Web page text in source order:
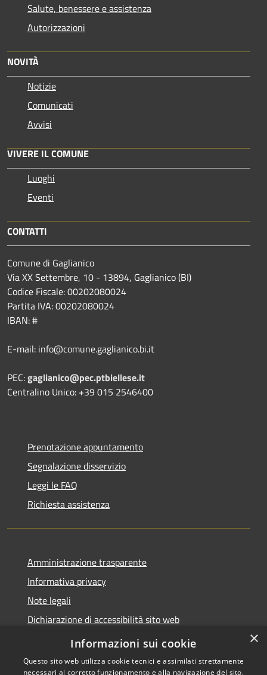
Salute, benessere e assistenza
Autorizzazioni
NOVITÀ
Notizie
Comunicati
Avvisi
VIVERE IL COMUNE
Luoghi
Eventi
CONTATTI
Comune di Gaglianico
Via XX Settembre, 10 - 13894, Gaglianico (BI)
Codice Fiscale: 00202080024
Partita IVA: 00202080024
IBAN: #
E-mail: info@comune.gaglianico.bi.it
PEC:gaglianico@pec.ptbiellese.it
Centralino Unico: +39 015 2546400
Prenotazione appuntamento
Segnalazione disservizio
Leggi le FAQ
Richiesta assistenza
Amministrazione trasparente
Informativa privacy
Note legali
Dichiarazione di accessibilità sito web
WhistleblowingPA
×
Informazioni sui cookie
Questo sito web utilizza cookie tecnici e assimilati strettamente
necessari al corretto funzionamento e alla navigazione del sito,